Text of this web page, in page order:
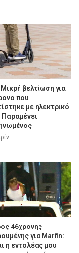
βελτίωση για
που
με ηλεκτρικό
Παραμένει
46χρονης
για Marfin:
η εντολέας μου